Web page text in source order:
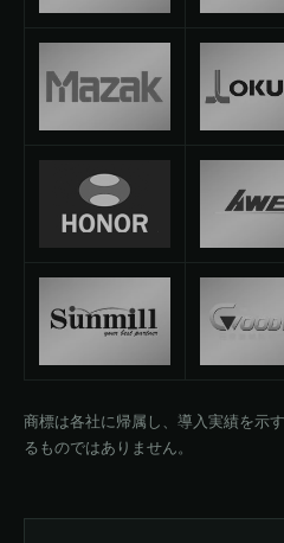
商標は各社に帰属し、導入実績を示
るものではありません。